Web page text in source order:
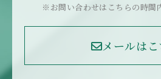
※お問い合わせはこちらの時間
メールはこ